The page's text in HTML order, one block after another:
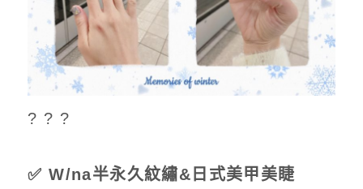
? ? ?
✅ W/na半永久紋繡&日式美甲美睫